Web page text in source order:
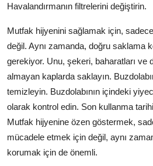
Havalandırmanın filtrelerini değiştirin.
Mutfak hijyenini sağlamak için,
değil. Aynı zamanda, doğru saklama
gerekiyor. Unu, şekeri, baharatları ve
almayan kaplarda saklayın.
temizleyin. Buzdolabının içindeki
olarak kontrol edin. Son kullanma
Mutfak hijyenine özen göstermek,
mücadele etmek için değil, aynı
korumak için de önemli.